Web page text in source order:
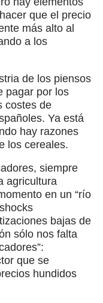
que el precio
más alto al
a los
de los piensos
pagar por los
costes de
Ya está
hay razones
los cereales.
siempre
agricultura
en un “río
bajas de
sólo nos falta
que se
hundidos